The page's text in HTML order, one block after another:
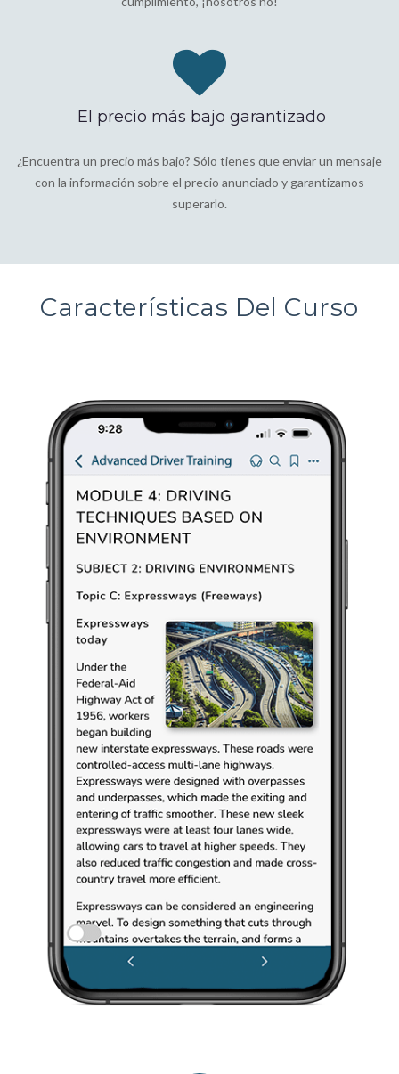
El precio más bajo garantizado
¿Encuentra un precio más bajo? Sólo tienes que enviar un mensaje
con la información sobre el precio anunciado y garantizamos
superarlo.
Características Del Curso